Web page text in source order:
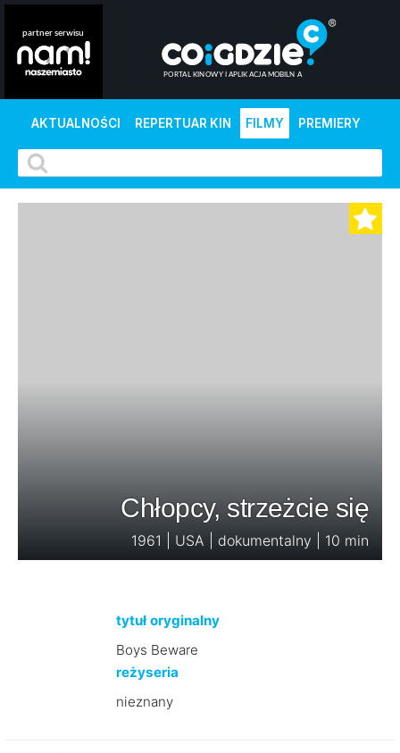
AKTUALNOŚCI REPERTUAR KIN FILMY PREMIERY
Chłopcy, strzeżcie się
1961 | USA | dokumentalny | 10 min
tytuł oryginalny
Boys Beware
reżyseria
nieznany